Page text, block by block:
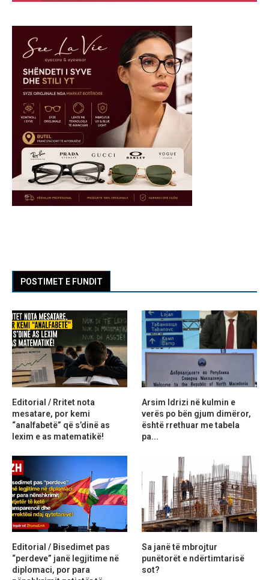
POSTIMET E FUNDIT
Editorial / Rritet nota
mesatare, por kemi
“analfabetë” që s’dinë as
lexim e as matematikë!
Arsim Idrizi në kulmin e
verës po bën gjum dimëror,
është rrethuar me tabela
pa...
Editorial / Bisedimet pas
“perdeve” janë legjitime në
diplomaci, por para
Sa janë të mbrojtur
punëtorët e ndërtimtarisë
sot?